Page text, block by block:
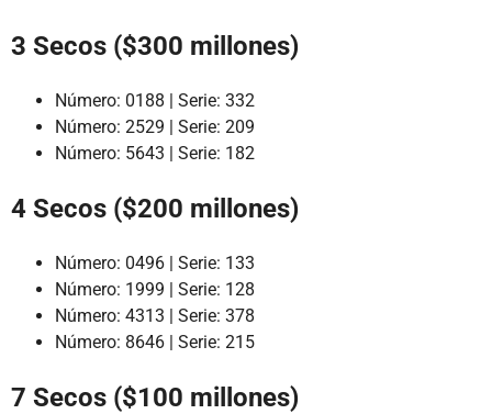
3 Secos ($300 millones)
Número: 0188 | Serie: 332
Número: 2529 | Serie: 209
Número: 5643 | Serie: 182
4 Secos ($200 millones)
Número: 0496 | Serie: 133
Número: 1999 | Serie: 128
Número: 4313 | Serie: 378
Número: 8646 | Serie: 215
7 Secos ($100 millones)